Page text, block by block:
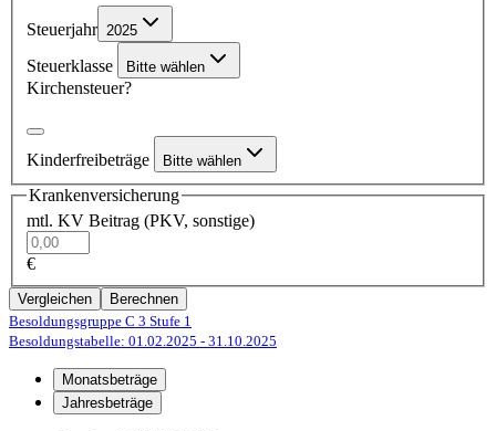
Steuerjahr 2025
Steuerklasse Bitte wählen
Kirchensteuer?
Kinderfreibeträge Bitte wählen
Krankenversicherung
mtl. KV Beitrag (PKV, sonstige)
€
Vergleichen
Berechnen
Besoldungsgruppe C 3 Stufe 1
Besoldungstabelle: 01.02.2025 - 31.10.2025
Monatsbeträge
Jahresbeträge